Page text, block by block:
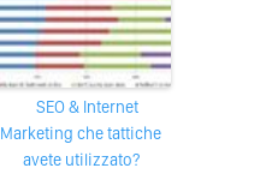
SEO & Internet
Marketing che tattiche
avete utilizzato?